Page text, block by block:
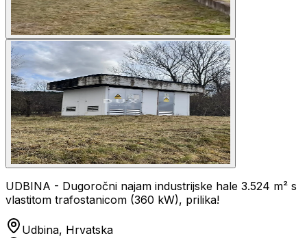
UDBINA - Dugoročni najam industrijske hale 3.524 m² s
vlastitom trafostanicom (360 kW), prilika!
Udbina, Hrvatska